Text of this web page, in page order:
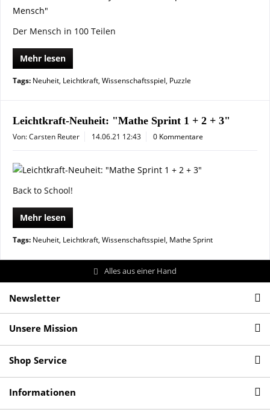
Der Mensch in 100 Teilen
Mehr lesen
Tags: Neuheit, Leichtkraft, Wissenschaftsspiel, Puzzle
Leichtkraft-Neuheit: "Mathe Sprint 1 + 2 + 3"
Von: Carsten Reuter 14.06.21 12:43 0 Kommentare
Back to School!
Mehr lesen
Tags: Neuheit, Leichtkraft, Wissenschaftsspiel, Mathe Sprint
Alles aus einer Hand
Newsletter
Unsere Mission
Shop Service
Informationen